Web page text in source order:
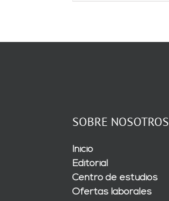
SOBRE NOSOTROS
Inicio
Editorial
Centro de estudios
Ofertas laborales